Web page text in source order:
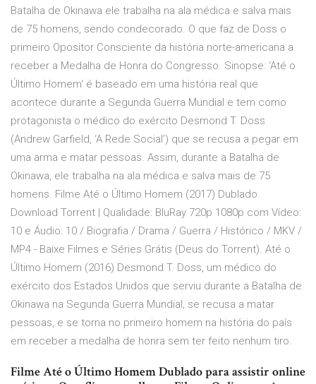
Batalha de Okinawa ele trabalha na ala médica e salva mais
de 75 homens, sendo condecorado. O que faz de Doss o
primeiro Opositor Consciente da história norte-americana a
receber a Medalha de Honra do Congresso. Sinopse: ‘Até o
Último Homem‘ é baseado em uma história real que
acontece durante a Segunda Guerra Mundial e tem como
protagonista o médico do exército Desmond T. Doss
(Andrew Garfield, ‘A Rede Social’) que se recusa a pegar em
uma arma e matar pessoas. Assim, durante a Batalha de
Okinawa, ele trabalha na ala médica e salva mais de 75
homens. Filme Até o Último Homem (2017) Dublado
Download Torrent | Qualidade: BluRay 720p 1080p com Vídeo:
10 e Áudio: 10 / Biografia / Drama / Guerra / Histórico / MKV /
MP4 - Baixe Filmes e Séries Grátis (Deus do Torrent). Até o
Último Homem (2016) Desmond T. Doss, um médico do
exército dos Estados Unidos que serviu durante a Batalha de
Okinawa na Segunda Guerra Mundial, se recusa a matar
pessoas, e se torna no primeiro homem na história do país
em receber a medalha de honra sem ter feito nenhum tiro.
Filme Até o Último Homem Dublado para assistir online